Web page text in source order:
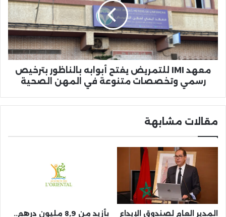
يفتح
أبوابه
بالناظور
بترخيص
رسمي
وتخصصات
متنوعة
معهد IMI للتمريض يفتح أبوابه بالناظور بترخيص
رسمي وتخصصات متنوعة في المهن الصحية
مقالات مشابهة
المدير العام لصندوق الإيداع بأزيد من 8,9 مليون درهم..